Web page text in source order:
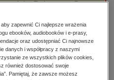
informatyka
„Dobrostan. O
zapewnić Ci najlepsze wrażenia
ebooków, audiobooków i e-prasy,
oraz udostępniać Ci najnowsze
danych i współpracy z naszymi
ze wszystkich plików cookies,
również dostosować swoje
Pamiętaj, że zawsze możesz